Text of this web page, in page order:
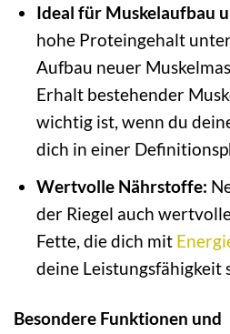
Ideal für Muskelaufbau
hohe Proteingehalt
Aufbau neuer
Erhalt bestehender
wichtig ist, wenn du
dich in einer
Wertvolle Nährstoffe:
der Riegel auch
Fette, die dich mit
deine Leistungsfähigkeit
Besondere Funktionen und